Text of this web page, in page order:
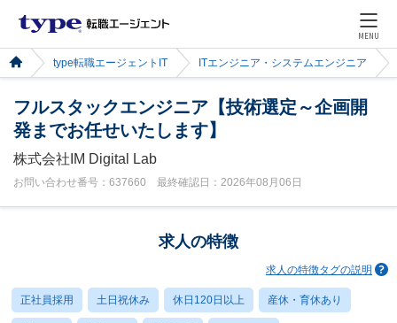
MENU
type転職エージェントIT ITエンジニア・システムエンジニア
フルスタックエンジニア【技術選定～企画開
発までお任せいたします】
株式会社IM Digital Lab
お問い合わせ番号：637660 最終確認日：2026年08月06日
求人の特徴
求人の特徴タグの説明
正社員採用 土日祝休み 休日120日以上 産休・育休あり